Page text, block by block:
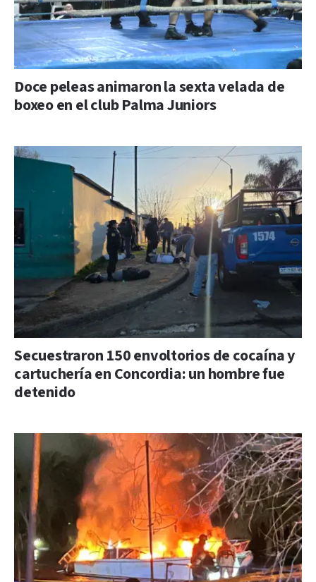
Doce peleas animaron la sexta velada de
boxeo en el club Palma Juniors
Secuestraron 150 envoltorios de cocaína y
cartuchería en Concordia: un hombre fue
detenido